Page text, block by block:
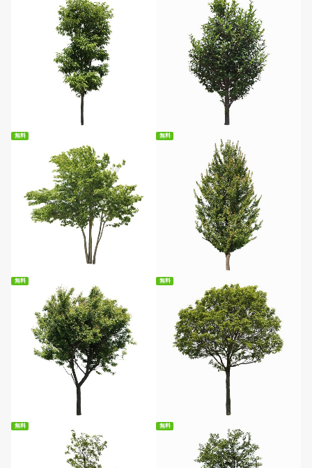
無料ダウンロード 無料ダウンロード
無料
無料ダウンロード
無料
無料ダウンロード
無料
無料ダウンロード
無料
無料ダウンロード
無料 無料